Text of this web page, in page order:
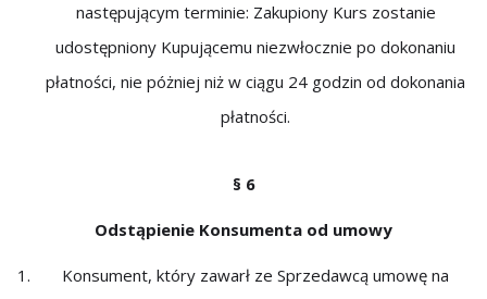
następującym terminie: Zakupiony Kurs zostanie
udostępniony Kupującemu niezwłocznie po dokonaniu
płatności, nie póżniej niż w ciągu 24 godzin od dokonania
płatności.
§ 6
Odstąpienie Konsumenta od umowy
Konsument, który zawarł ze Sprzedawcą umowę na